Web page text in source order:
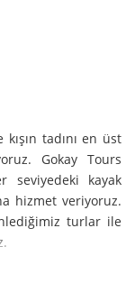
tadını en üst
Gokay Tours
seviyedeki kayak
hizmet veriyoruz.
turlar ile